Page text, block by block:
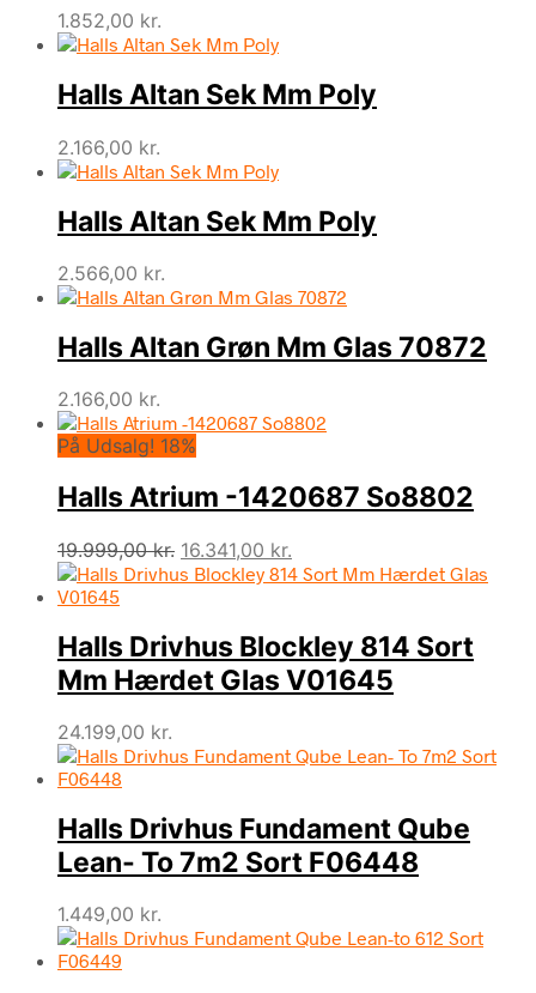
1.852,00 kr.
Halls Altan Sek Mm Poly
2.166,00 kr.
Halls Altan Sek Mm Poly
2.566,00 kr.
Halls Altan Grøn Mm Glas 70872
2.166,00 kr.
På Udsalg! 18%
Halls Atrium -1420687 So8802
19.999,00kr. Den
oprindelige
19.999,00 kr..
16.341,00 kr.
aktuelle
16.341,00 kr..
Halls Drivhus Blockley 814 Sort
Mm Hærdet Glas V01645
24.199,00 kr.
Halls Drivhus Fundament Qube
Lean- To 7m2 Sort F06448
1.449,00 kr.